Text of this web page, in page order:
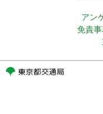
アン
免責